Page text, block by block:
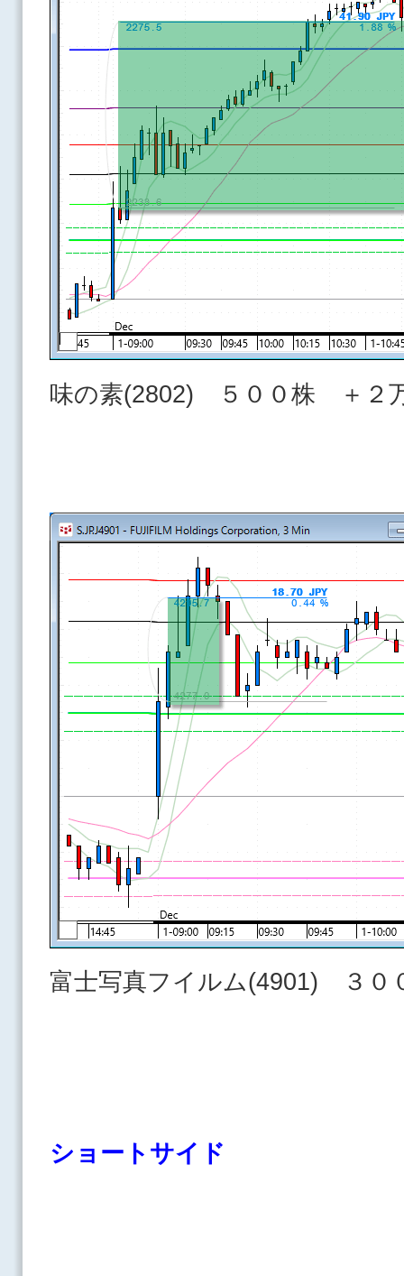
味の素(2802) ５００株 ＋２
富士写真フイルム(4901) ３
ショートサイド